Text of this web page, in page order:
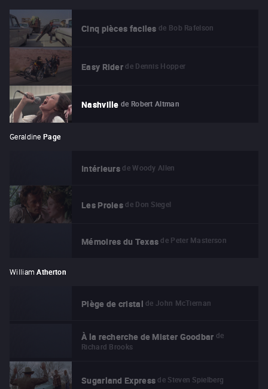
Cinq pièces faciles de Bob Rafelson
Easy Rider de Dennis Hopper
Nashville de Robert Altman
Geraldine Page
Intérieurs de Woody Allen
Les Proies de Don Siegel
Mémoires du Texas de Peter Masterson
William Atherton
Piège de cristal de John McTiernan
À la recherche de Mister Goodbar de
Richard Brooks
Sugarland Express de Steven Spielberg